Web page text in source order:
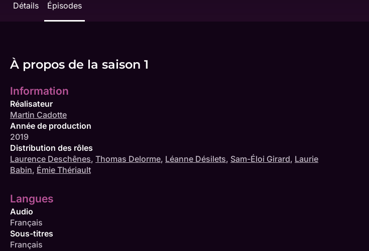
Détails Épisodes
À propos de la saison 1
Information
Réalisateur
Martin Cadotte
Année de production
2019
Distribution des rôles
Laurence Deschênes, Thomas Delorme, Léanne Désilets, Sam-Éloi Girard, Laurie
Babin, Émie Thériault
Langues
Audio
Français
Sous-titres
Français